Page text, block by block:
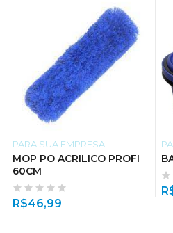
PARA SUA EMPRESA
MOP PO ACRILICO PROFI
60CM
R$46,99